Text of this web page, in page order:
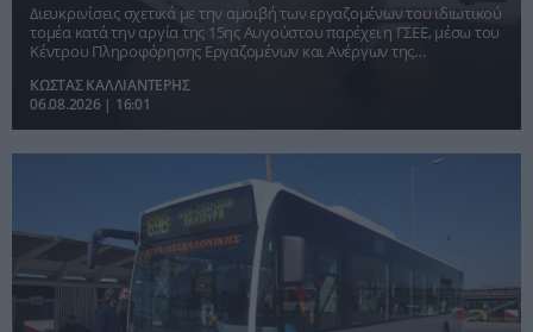
Διευκρινίσεις σχετικά με την αμοιβή των εργαζομένων του ιδιωτικού
τομέα κατά την αργία της 15ης Αυγούστου παρέχει η ΓΣΕΕ, μέσω του
Κέντρου Πληροφόρησης Εργαζομένων και Ανέργων της
ΚΩΣΤΑΣ ΚΑΛΛΙΑΝΤΕΡΗΣ
06.08.2026 | 16:01